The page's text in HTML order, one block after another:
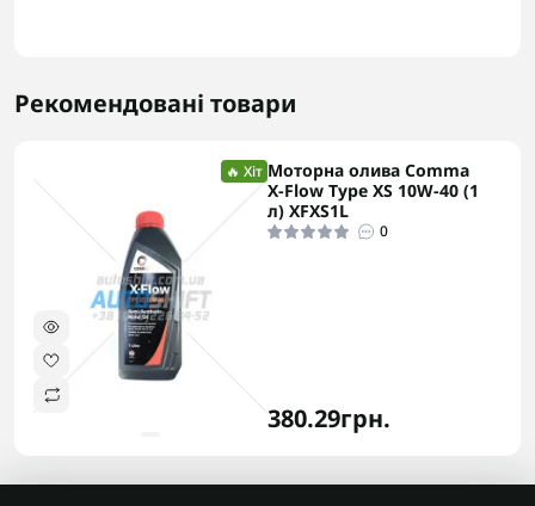
Рекомендовані товари
🔥 Хіт Моторна олива Comma
X-Flow Type XS 10W-40 (1
л) XFXS1L
0
380.29грн.